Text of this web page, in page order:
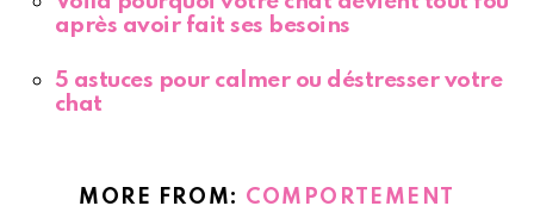
après avoir fait ses besoins
5 astuces pour calmer ou déstresser votre
chat
MORE FROM: COMPORTEMENT